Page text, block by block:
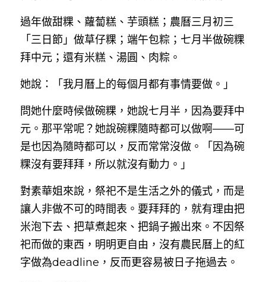
過年做甜粿、蘿蔔糕、芋頭糕；農曆三月初三
「三日節」做草仔粿；端午包粽；七月半做碗粿
拜中元；還有米糕、湯圓、肉粽。
她說：「我月曆上的每個月都有事情要做。」
問她什麼時候做碗粿，她說七月半，因為要拜中
元。那平常呢？她說碗粿隨時都可以做啊——可
是也因為隨時都可以，反而常常沒做。「因為碗
粿沒有要拜拜，所以就沒有動力。」
對素華姐來說，祭祀不是生活之外的儀式，而是
讓人非做不可的時間表。要拜拜的，就有理由把
米泡下去、把草煮起來、把鍋子搬出來。不因祭
祀而做的東西，明明更自由，沒有農民曆上的紅
字做為deadline，反而更容易被日子拖過去。